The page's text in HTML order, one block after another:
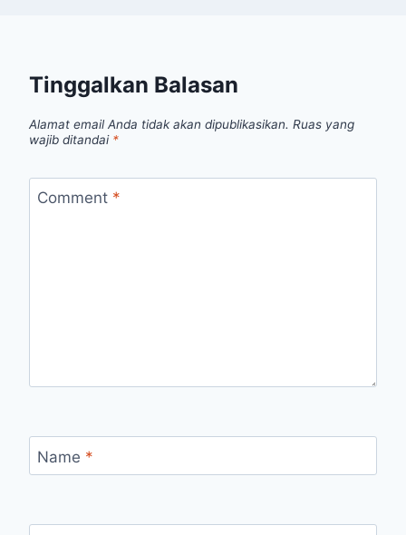
Tinggalkan Balasan
Alamat email Anda tidak akan dipublikasikan. Ruas yang
wajib ditandai *
Comment *
Name *